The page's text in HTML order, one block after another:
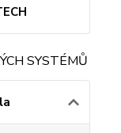
SYSTÉMŮ